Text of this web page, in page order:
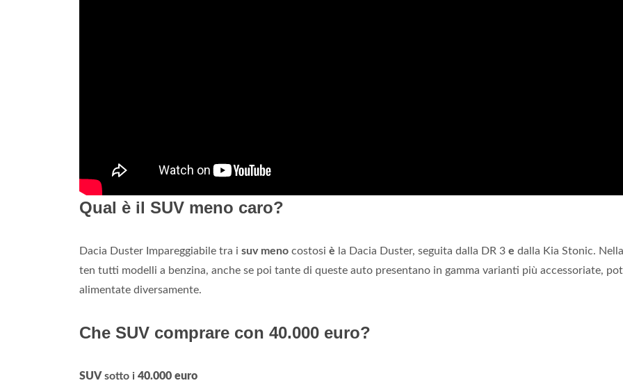
Qual è il SUV meno caro?
Dacia Duster Impareggiabile tra i suv meno costosi è la Dacia Duster, seguita dalla DR 3 e dalla Kia Stonic.
ten tutti modelli a benzina, anche se poi tante di queste auto presentano in gamma varianti più accessoriate,
alimentate diversamente.
Che SUV comprare con 40.000 euro?
SUV sotto i 40.000 euro